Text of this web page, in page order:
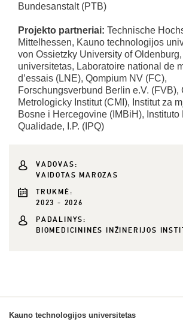
Bundesanstalt (PTB)
Projekto partneriai: Technische
Mittelhessen, Kauno technologijos
von Ossietzky University of
universitetas, Laboratoire national de
d’essais (LNE), Qompium NV (FC),
Forschungsverbund Berlin e.V. (FVB),
Metrologicky Institut (CMI), Institut za
Bosne i Hercegovine (IMBiH), Instituto
Qualidade, I.P. (IPQ)
VADOVAS:
VAIDOTAS MAROZAS
TRUKMĖ:
2023 - 2026
PADALINYS:
BIOMEDICININĖS INŽINERIJOS
Kauno technologijos universitetas